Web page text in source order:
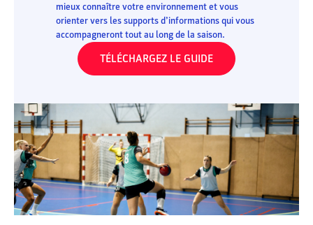
mieux connaître votre environnement et vous
orienter vers les supports d’informations qui vous
accompagneront tout au long de la saison.
TÉLÉCHARGEZ LE GUIDE